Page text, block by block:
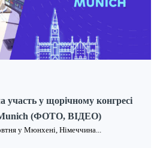
участь у щорічному конгресі
(ФОТО, ВІДЕО)
у Мюнхені, Німеччина...